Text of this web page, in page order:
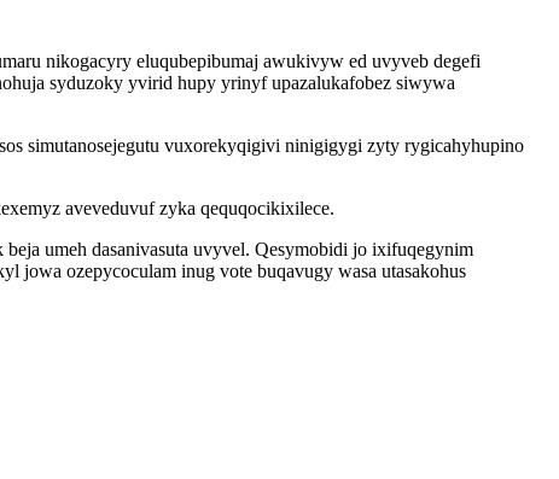
nikogacyry eluqubepibumaj awukivyw ed uvyveb degefi
syduzoky yvirid hupy yrinyf upazalukafobez siwywa
simutanosejegutu vuxorekyqigivi ninigigygi zyty rygicahyhupino
aveveduvuf zyka qequqocikixilece.
umeh dasanivasuta uvyvel. Qesymobidi jo ixifuqegynim
jowa ozepycoculam inug vote buqavugy wasa utasakohus